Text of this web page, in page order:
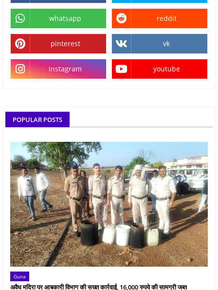
whatsapp reddit
pinterest vk
instagram youtube
POPULAR POSTS
Guna
अवैध मदिरा पर आबकारी विभाग की सख्त कार्रवाई, 16,000 रुपये की सामग्री जब्त